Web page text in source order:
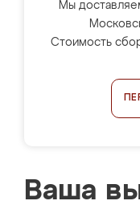
Мы
Стоимость
Ваша